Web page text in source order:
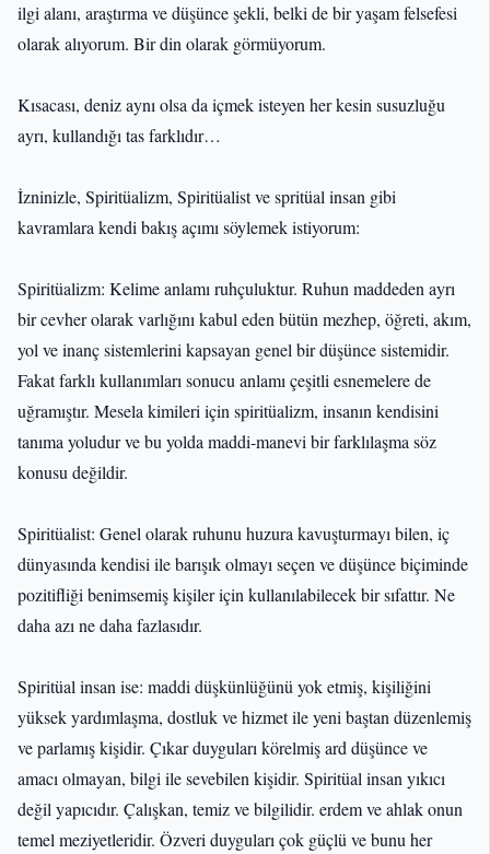
ilgi alanı, araştırma ve düşünce şekli, belki de bir yaşam felsefesi
olarak alıyorum. Bir din olarak görmüyorum.
Kısacası, deniz aynı olsa da içmek isteyen her kesin susuzluğu
ayrı, kullandığı tas farklıdır…
İzninizle, Spiritüalizm, Spiritüalist ve spritüal insan gibi
kavramlara kendi bakış açımı söylemek istiyorum:
Spiritüalizm: Kelime anlamı ruhçuluktur. Ruhun maddeden ayrı
bir cevher olarak varlığını kabul eden bütün mezhep, öğreti, akım,
yol ve inanç sistemlerini kapsayan genel bir düşünce sistemidir.
Fakat farklı kullanımları sonucu anlamı çeşitli esnemelere de
uğramıştır. Mesela kimileri için spiritüalizm, insanın kendisini
tanıma yoludur ve bu yolda maddi-manevi bir farklılaşma söz
konusu değildir.
Spiritüalist: Genel olarak ruhunu huzura kavuşturmayı bilen, iç
dünyasında kendisi ile barışık olmayı seçen ve düşünce biçiminde
pozitifliği benimsemiş kişiler için kullanılabilecek bir sıfattır. Ne
daha azı ne daha fazlasıdır.
Spiritüal insan ise: maddi düşkünlüğünü yok etmiş, kişiliğini
yüksek yardımlaşma, dostluk ve hizmet ile yeni baştan düzenlemiş
ve parlamış kişidir. Çıkar duyguları körelmiş ard düşünce ve
amacı olmayan, bilgi ile sevebilen kişidir. Spiritüal insan yıkıcı
değil yapıcıdır. Çalışkan, temiz ve bilgilidir. erdem ve ahlak onun
temel meziyetleridir. Özveri duyguları çok güçlü ve bunu her